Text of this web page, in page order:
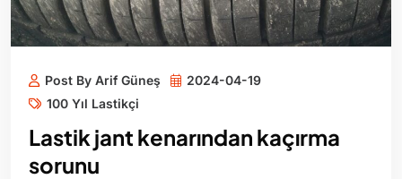
Post By Arif Güneş
2024-04-19
100 Yıl Lastikçi
Lastik jant kenarından kaçırma
sorunu